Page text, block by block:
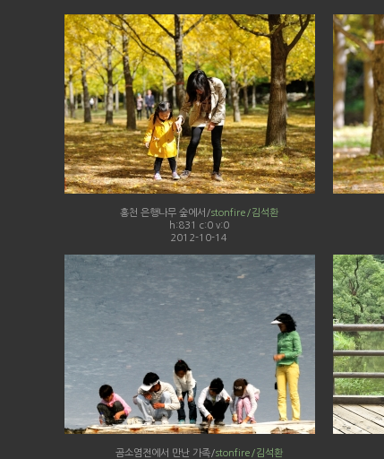
홍천 은행나무 숲에서/stonfire/김석환
h:831 c:0 v:0
2012-10-14
곰소염전에서 만난 가족/stonfire/김석환